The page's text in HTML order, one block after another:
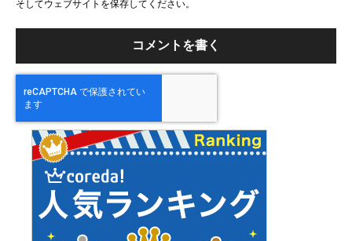
そしてウェブサイトを保存してください。